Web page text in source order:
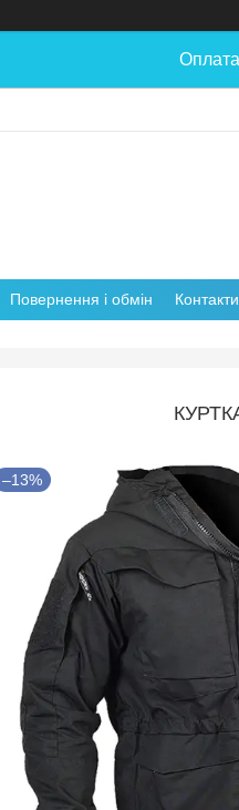
Повернення і обмін Контакти
–13%